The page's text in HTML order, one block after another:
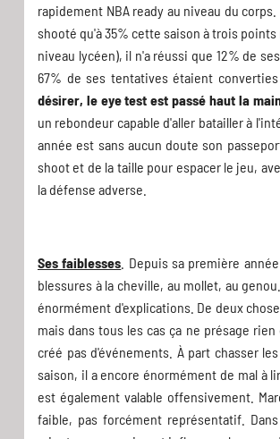
rapidement NBA ready au niveau du
shooté qu'à 35% cette saison à trois
niveau lycéen), il n'a réussi que 12% de
67% de ses tentatives étaient
désirer, le eye test est passé haut la
un rebondeur capable d'aller batailler à
année est sans aucun doute son
shoot et de la taille pour espacer le jeu,
la défense adverse.
Ses faiblesses . Depuis sa première
blessures à la cheville, au mollet, au
énormément d'explications. De deux
mais dans tous les cas ça ne présage
créé pas d'événements. À part chasser
saison, il a encore énormément de mal à
est également valable offensivement.
faible, pas forcément représentatif.